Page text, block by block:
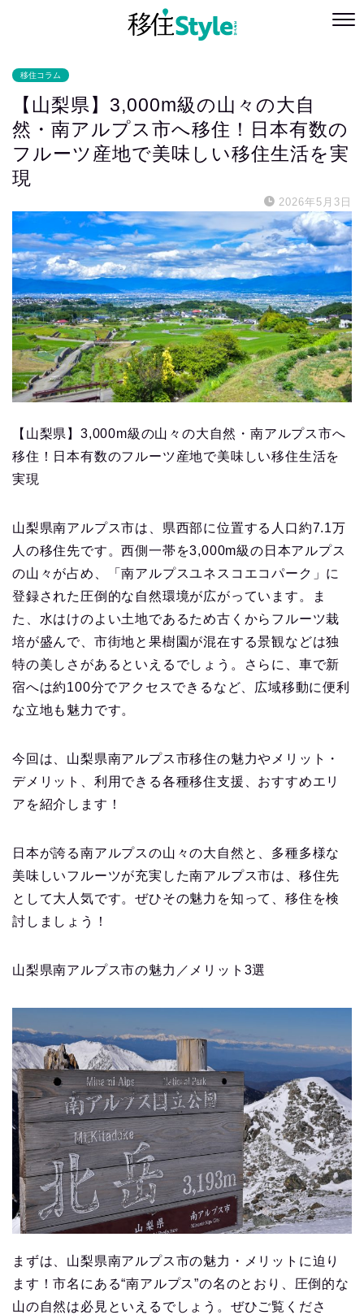
移住コラム
【山梨県】3,000m級の山々の大自
然・南アルプス市へ移住！日本有数の
フルーツ産地で美味しい移住生活を実
現
2026年5月3日
【山梨県】3,000m級の山々の大自然・南アルプス市へ
移住！日本有数のフルーツ産地で美味しい移住生活を
実現
山梨県南アルプス市は、県西部に位置する人口約7.1万
人の移住先です。西側一帯を3,000m級の日本アルプス
の山々が占め、「南アルプスユネスコエコパーク」に
登録された圧倒的な自然環境が広がっています。ま
た、水はけのよい土地であるため古くからフルーツ栽
培が盛んで、市街地と果樹園が混在する景観などは独
特の美しさがあるといえるでしょう。さらに、車で新
宿へは約100分でアクセスできるなど、広域移動に便利
な立地も魅力です。
今回は、山梨県南アルプス市移住の魅力やメリット・
デメリット、利用できる各種移住支援、おすすめエリ
アを紹介します！
日本が誇る南アルプスの山々の大自然と、多種多様な
美味しいフルーツが充実した南アルプス市は、移住先
として大人気です。ぜひその魅力を知って、移住を検
討しましょう！
山梨県南アルプス市の魅力／メリット3選
まずは、山梨県南アルプス市の魅力・メリットに迫り
ます！市名にある“南アルプス”の名のとおり、圧倒的な
山の自然は必見といえるでしょう。ぜひご覧くださ